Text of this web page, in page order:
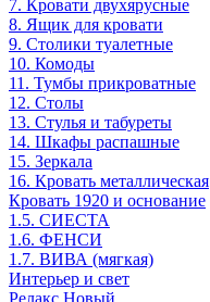
7. Кровати двухярусные
8. Ящик для кровати
9. Столики туалетные
10. Комоды
11. Тумбы прикроватные
12. Столы
13. Стулья и табуреты
14. Шкафы распашные
15. Зеркала
16. Кровать металлическая
Кровать 1920 и основание
1.5. СИЕСТА
1.6. ФЕНСИ
1.7. ВИВА (мягкая)
Интерьер и свет
Релакс Новый